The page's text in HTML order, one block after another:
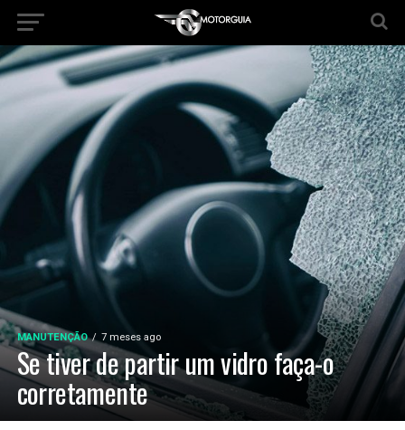
MANUTENÇÃO 7 meses ago
Se tiver de partir um vidro faça-o
corretamente